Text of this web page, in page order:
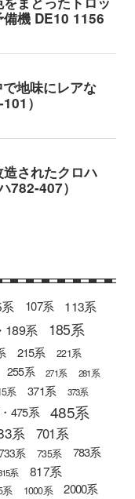
107系 113系
189系 185系
215系 221系
255系 271系
281系
系 371系 373系
475系 485系
系 701系
系 735系 783系
系 817系
系 1000系 2000系